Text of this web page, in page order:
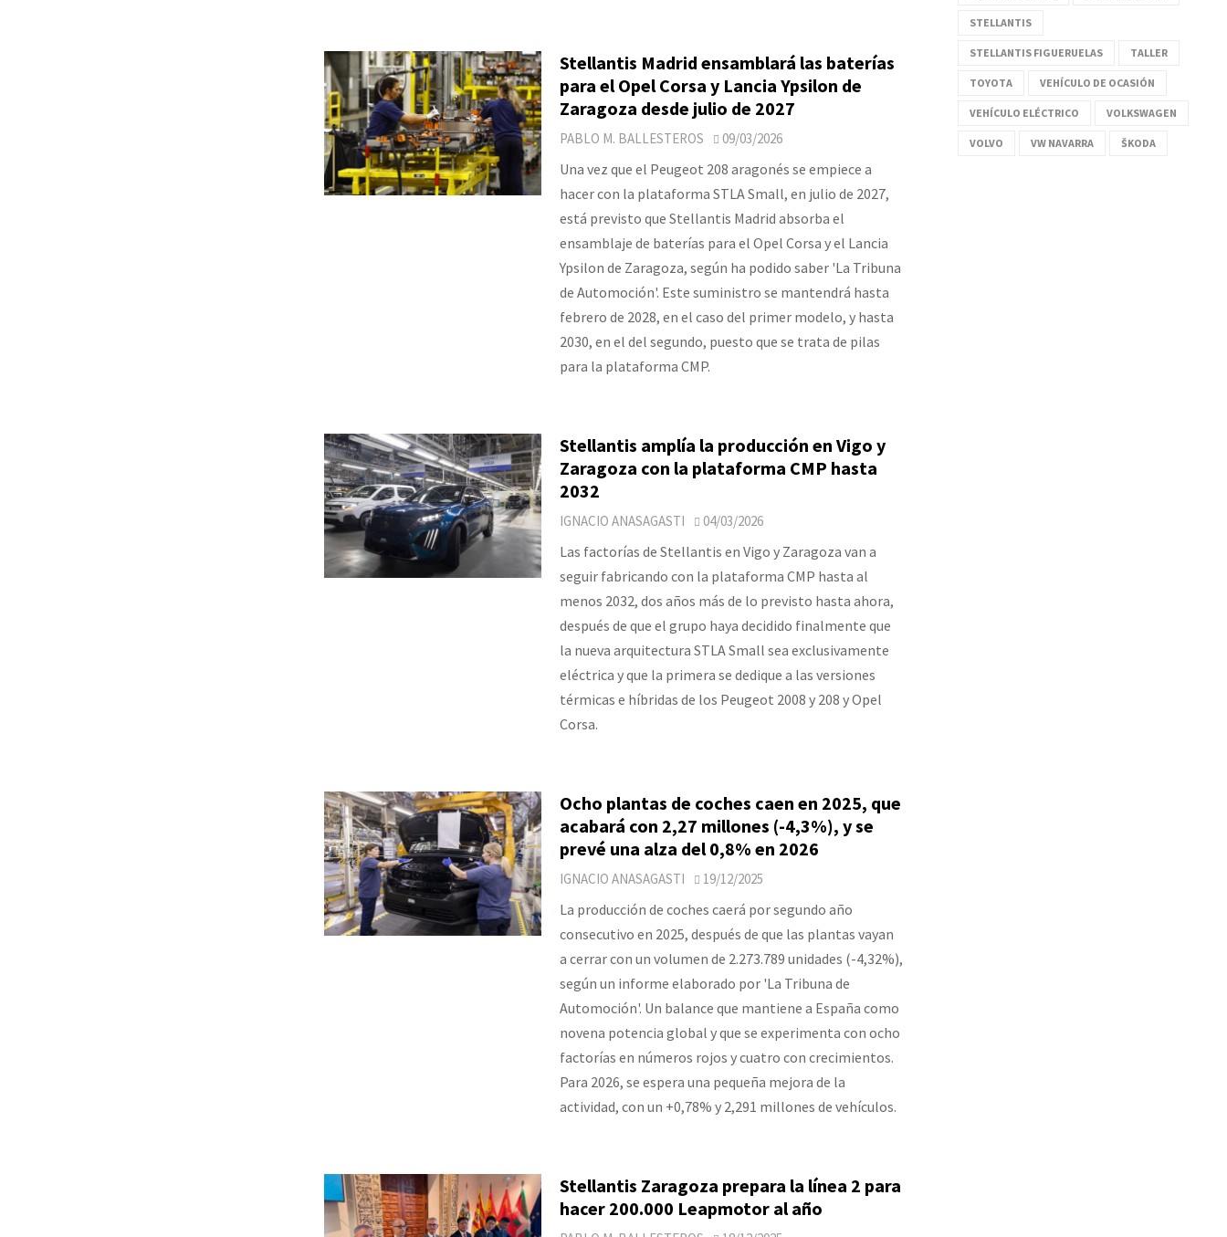
Stellantis Madrid ensamblará las baterías
para el Opel Corsa y Lancia Ypsilon de
Zaragoza desde julio de 2027
PABLO M. BALLESTEROS 09/03/2026
Una vez que el Peugeot 208 aragonés se empiece a
hacer con la plataforma STLA Small, en julio de 2027,
está previsto que Stellantis Madrid absorba el
ensamblaje de baterías para el Opel Corsa y el Lancia
Ypsilon de Zaragoza, según ha podido saber 'La Tribuna
de Automoción'. Este suministro se mantendrá hasta
febrero de 2028, en el caso del primer modelo, y hasta
2030, en el del segundo, puesto que se trata de pilas
para la plataforma CMP.
Stellantis amplía la producción en Vigo y
Zaragoza con la plataforma CMP hasta
2032
IGNACIO ANASAGASTI 04/03/2026
Las factorías de Stellantis en Vigo y Zaragoza van a
seguir fabricando con la plataforma CMP hasta al
menos 2032, dos años más de lo previsto hasta ahora,
después de que el grupo haya decidido finalmente que
la nueva arquitectura STLA Small sea exclusivamente
eléctrica y que la primera se dedique a las versiones
térmicas e híbridas de los Peugeot 2008 y 208 y Opel
Corsa.
Ocho plantas de coches caen en 2025, que
acabará con 2,27 millones (-4,3%), y se
prevé una alza del 0,8% en 2026
IGNACIO ANASAGASTI 19/12/2025
La producción de coches caerá por segundo año
consecutivo en 2025, después de que las plantas vayan
a cerrar con un volumen de 2.273.789 unidades (-4,32%),
según un informe elaborado por 'La Tribuna de
Automoción'. Un balance que mantiene a España como
novena potencia global y que se experimenta con ocho
factorías en números rojos y cuatro con crecimientos.
Para 2026, se espera una pequeña mejora de la
actividad, con un +0,78% y 2,291 millones de vehículos.
Stellantis Zaragoza prepara la línea 2 para
hacer 200.000 Leapmotor al año
STELLANTIS
STELLANTIS FIGUERUELAS TALLER
TOYOTA VEHÍCULO DE OCASIÓN
VEHÍCULO ELÉCTRICO VOLKSWAGEN
VOLVO VW NAVARRA ŠKODA